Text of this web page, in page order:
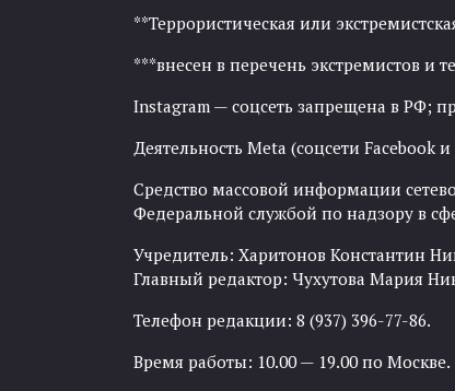
**Террористическая или
***внесен в перечень экстремистов и
Instagram — соцсеть запрещена в РФ;
Деятельность Meta (соцсети Facebook
Средство массовой информации
Федеральной службой по надзору в
Учредитель: Харитонов Константин
Главный редактор: Чухутова Мария
Телефон редакции: 8 (937) 396-77-86.
Время работы: 10.00 — 19.00 по Москве.